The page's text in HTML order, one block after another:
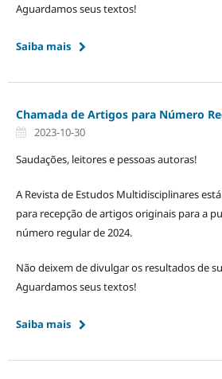
Aguardamos seus textos!
Saiba mais
Chamada de Artigos para Número
2023-10-30
Saudações, leitores e pessoas autoras!
A Revista de Estudos Multidisciplinares
para recepção de artigos originais para a
número regular de 2024.
Não deixem de divulgar os resultados de
Aguardamos seus textos!
Saiba mais